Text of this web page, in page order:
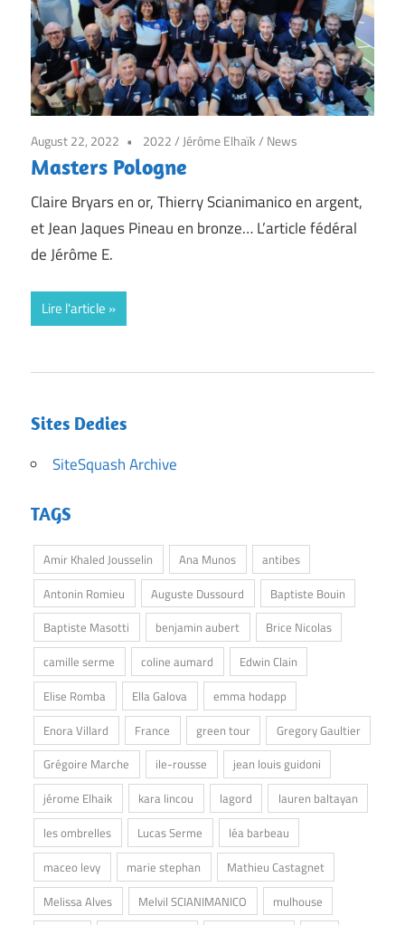
August 22, 2022 2022/ Jérôme Elhaïk/ News
Masters Pologne
Claire Bryars en or, Thierry Scianimanico en argent,
et Jean Jaques Pineau en bronze… L’article fédéral
de Jérôme E.
Lire l'article
Sites Dedies
SiteSquash Archive
TAGS
Amir Khaled Jousselin Ana Munos
antibes
Antonin Romieu
Auguste Dussourd
Baptiste Bouin
Baptiste Masotti
benjamin aubert
Brice Nicolas
camille serme
coline aumard
Edwin Clain
Elise Romba
Ella Galova
emma hodapp
Enora Villard
France green tour
Gregory Gaultier
Grégoire Marche
ile-rousse
jean louis guidoni
jérome Elhaik
kara lincou lagord
lauren baltayan
les ombrelles
Lucas Serme
léa barbeau
maceo levy
marie stephan
Mathieu Castagnet
Melissa Alves
Melvil SCIANIMANICO
mulhouse